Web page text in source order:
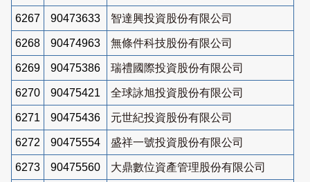
6267 90473633 智達興投資股份有限公司
6268 90474963 無條件科技股份有限公司
6269 90475386 瑞禮國際投資股份有限公司
6270 90475421 全球詠旭投資股份有限公司
6271 90475436 元世紀投資股份有限公司
6272 90475554 盛祥一號投資股份有限公司
6273 90475560 大鼎數位資產管理股份有限公司